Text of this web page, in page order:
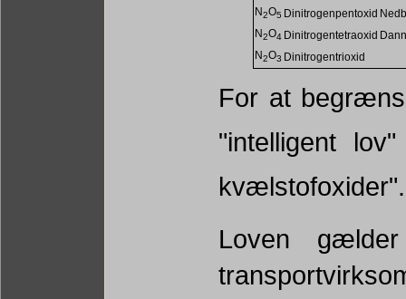
N2O5 Dinitrogenpentoxid
N2O4 Dinitrogentetraoxid
N2O3 Dinitrogentrioxid
For at
"intelligent
kvælstofoxider".
Loven